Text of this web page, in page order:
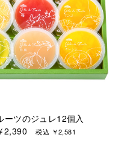
ーツのジュレ12個入
2,390税込 ￥2,581